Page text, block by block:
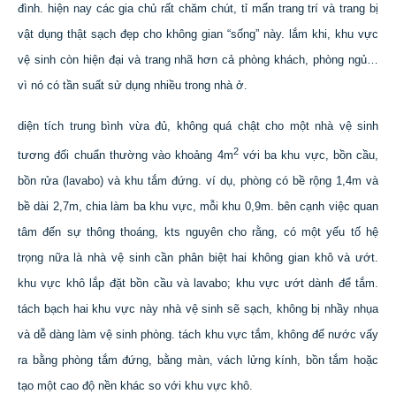
đình. hiện nay các gia chủ rất chăm chút, tỉ mẩn trang trí và trang bị
vật dụng thật sạch đẹp cho không gian “sống” này. lắm khi, khu vực
vệ sinh còn hiện đại và trang nhã hơn cả phòng khách, phòng ngủ…
vì nó có tần suất sử dụng nhiều trong nhà ở.
diện tích trung bình vừa đủ, không quá chật cho một nhà vệ sinh
tương đối chuẩn thường vào khoảng 4m2với ba khu vực, bồn cầu,
bồn rửa (lavabo) và khu tắm đứng. ví dụ, phòng có bề rộng 1,4m và
bề dài 2,7m, chia làm ba khu vực, mỗi khu 0,9m. bên cạnh việc quan
tâm đến sự thông thoáng, kts nguyên cho rằng, có một yếu tố hệ
trọng nữa là nhà vệ sinh cần phân biệt hai không gian khô và ướt.
khu vực khô lắp đặt bồn cầu và lavabo; khu vực ướt dành để tắm.
tách bạch hai khu vực này nhà vệ sinh sẽ sạch, không bị nhầy nhụa
và dễ dàng làm vệ sinh phòng. tách khu vực tắm, không để nước vấy
ra bằng phòng tắm đứng, bằng màn, vách lửng kính, bồn tắm hoặc
tạo một cao độ nền khác so với khu vực khô.